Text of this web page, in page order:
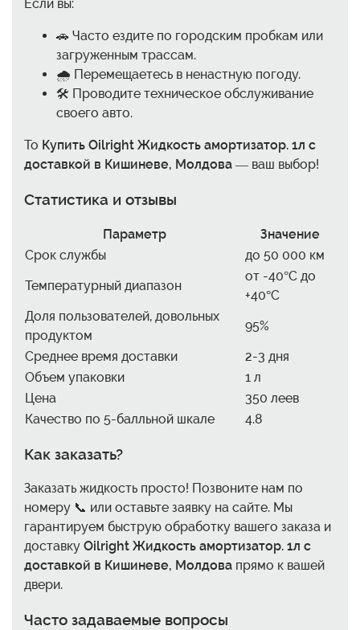
Если вы:
🚗 Часто ездите по городским пробкам или
загруженным трассам.
🌧️ Перемещаетесь в ненастную погоду.
🛠️ Проводите техническое обслуживание
своего авто.
То Купить Oilright Жидкость амортизатор. 1л с
доставкой в Кишиневе, Молдова — ваш выбор!
Статистика и отзывы
Параметр
Значение
Срок службы
до 50 000 км
Температурный диапазон
от -40°C до
+40°C
Доля пользователей, довольных
продуктом
95%
Среднее время доставки
2-3 дня
Объем упаковки
1 л
Цена
350 леев
Качество по 5-балльной шкале
4.8
Как заказать?
Заказать жидкость просто! Позвоните нам по
номеру 📞 или оставьте заявку на сайте. Мы
гарантируем быструю обработку вашего заказа и
доставку Oilright Жидкость амортизатор. 1л с
доставкой в Кишиневе, Молдова прямо к вашей
двери.
Часто задаваемые вопросы